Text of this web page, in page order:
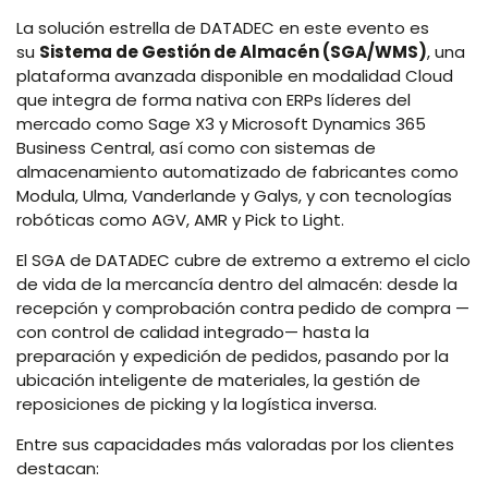
La solución estrella de DATADEC en este evento es
su Sistema de Gestión de Almacén (SGA/WMS), una
plataforma avanzada disponible en modalidad Cloud
que integra de forma nativa con ERPs líderes del
mercado como Sage X3 y Microsoft Dynamics 365
Business Central, así como con sistemas de
almacenamiento automatizado de fabricantes como
Modula, Ulma, Vanderlande y Galys, y con tecnologías
robóticas como AGV, AMR y Pick to Light.
El SGA de DATADEC cubre de extremo a extremo el ciclo
de vida de la mercancía dentro del almacén: desde la
recepción y comprobación contra pedido de compra —
con control de calidad integrado— hasta la
preparación y expedición de pedidos, pasando por la
ubicación inteligente de materiales, la gestión de
reposiciones de picking y la logística inversa.
Entre sus capacidades más valoradas por los clientes
destacan: